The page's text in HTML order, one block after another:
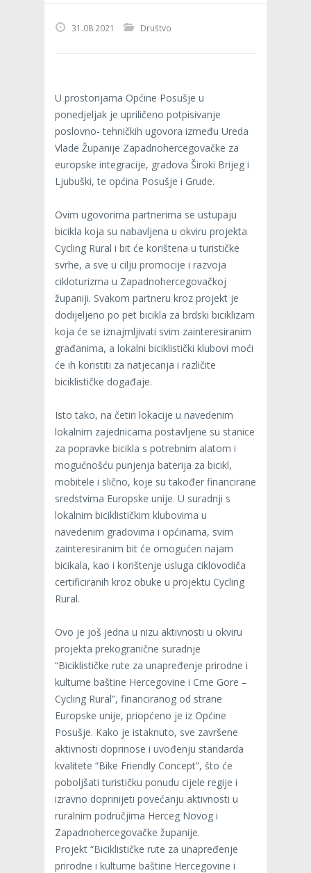
31.08.2021 Društvo
U prostorijama Općine Posušje u
ponedjeljak je upriličeno potpisivanje
poslovno- tehničkih ugovora između Ureda
Vlade Županije Zapadnohercegovačke za
europske integracije, gradova Široki Brijeg i
Ljubuški, te općina Posušje i Grude.
Ovim ugovorima partnerima se ustupaju
bicikla koja su nabavljena u okviru projekta
Cycling Rural i bit će korištena u turističke
svrhe, a sve u cilju promocije i razvoja
cikloturizma u Zapadnohercegovačkoj
županiji. Svakom partneru kroz projekt je
dodijeljeno po pet bicikla za brdski biciklizam
koja će se iznajmljivati svim zainteresiranim
građanima, a lokalni biciklistički klubovi moći
će ih koristiti za natjecanja i različite
biciklističke događaje.
Isto tako, na četiri lokacije u navedenim
lokalnim zajednicama postavljene su stanice
za popravke bicikla s potrebnim alatom i
mogućnošću punjenja baterija za bicikl,
mobitele i slično, koje su također financirane
sredstvima Europske unije. U suradnji s
lokalnim biciklističkim klubovima u
navedenim gradovima i općinama, svim
zainteresiranim bit će omogućen najam
bicikala, kao i korištenje usluga ciklovodiča
certificiranih kroz obuke u projektu Cycling
Rural.
Ovo je još jedna u nizu aktivnosti u okviru
projekta prekogranične suradnje
“Biciklističke rute za unapređenje prirodne i
kulturne baštine Hercegovine i Crne Gore –
Cycling Rural”, financiranog od strane
Europske unije, priopćeno je iz Općine
Posušje. Kako je istaknuto, sve završene
aktivnosti doprinose i uvođenju standarda
kvalitete “Bike Friendly Concept”, što će
poboljšati turističku ponudu cijele regije i
izravno doprinijeti povećanju aktivnosti u
ruralnim područjima Herceg Novog i
Zapadnohercegovačke županije.
Projekt “Biciklističke rute za unapređenje
prirodne i kulturne baštine Hercegovine i